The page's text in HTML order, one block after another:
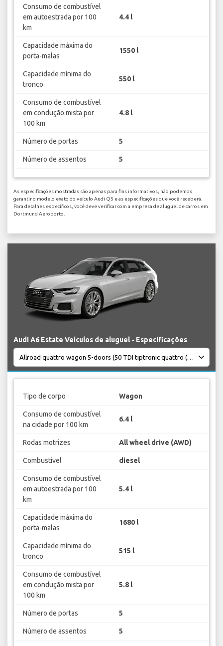
Consumo de combustível
em autoestrada por 100
km
4.4 l
Capacidade máxima do
porta-malas
1550 l
Capacidade mínima do
tronco
550 l
Consumo de combustível
em condução mista por
100 km
4.8 l
Número de portas 5
Número de assentos 5
As especificações mostradas são apenas para fins informativos, não podemos
garantir o modelo exato do veículo Audi Q5 e as especificações que você receberá.
Para detalhes específicos, você deve verificar com a empresa de aluguel de carros em
Dortmund Aeroporto.
Audi A6 Estate Veículos de aluguel - Especificações
Tipo de corpo Wagon
Consumo de combustível
na cidade por 100 km
6.4 l
Rodas motrizes All wheel drive (AWD)
Combustível diesel
Consumo de combustível
em autoestrada por 100
km
5.4 l
Capacidade máxima do
porta-malas
1680 l
Capacidade mínima do
tronco
515 l
Consumo de combustível
em condução mista por
100 km
5.8 l
Número de portas 5
Número de assentos 5